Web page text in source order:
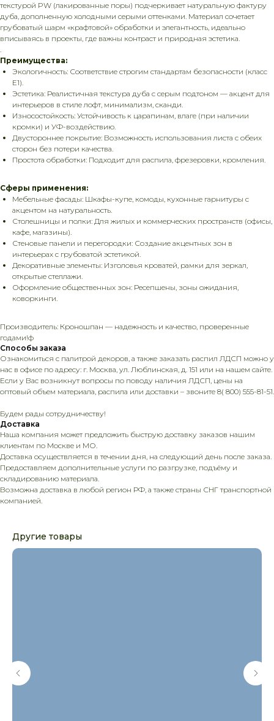
текстурой PW (лакированные поры) подчеркивает натуральную фактуру
дуба, дополненную холодными серыми оттенками. Материал сочетает
грубоватый шарм «крафтовой» обработки и элегантность, идеально
вписываясь в проекты, где важны контраст и природная эстетика.
.
Преимущества:
Экологичность: Соответствие строгим стандартам безопасности (класс
E1).
Эстетика: Реалистичная текстура дуба с серым подтоном — акцент для
интерьеров в стиле лофт, минимализм, сканди.
Износостойкость: Устойчивость к царапинам, влаге (при наличии
кромки) и УФ-воздействию.
Двустороннее покрытие: Возможность использования листа с обеих
сторон без потери качества.
Простота обработки: Подходит для распила, фрезеровки, кромления.
Сферы применения:
Мебельные фасады: Шкафы-купе, комоды, кухонные гарнитуры с
акцентом на натуральность.
Столешницы и полки: Для жилых и коммерческих пространств (офисы,
кафе, магазины).
Стеновые панели и перегородки: Создание акцентных зон в
интерьерах с грубоватой эстетикой.
Декоративные элементы: Изголовья кроватей, рамки для зеркал,
открытые стеллажи.
Оформление общественных зон: Ресепшены, зоны ожидания,
коворкинги.
Производитель: Кроношпан — надежность и качество, проверенные
годами!ф
Способы заказа
Ознакомиться с палитрой декоров, а также заказать распил ЛДСП можно у
нас в офисе по адресу: г. Москва, ул. Люблинская, д. 151 или на нашем сайте.
Если у Вас возникнут вопросы по поводу наличия ЛДСП, цены на
оптовый объем материала, распила или доставки – звоните 8( 800) 555-81-51.
Будем рады сотрудничеству!
Доставка
Наша компания может предложить быструю доставку заказов нашим
клиентам по Москве и МО.
Доставка осуществляется в течении дня, на следующий день после заказа.
Предоставляем дополнительные услуги по разгрузке, подъёму и
складированию материала.
Возможна доставка в любой регион РФ, а также страны СНГ транспортной
компанией.
Другие товары